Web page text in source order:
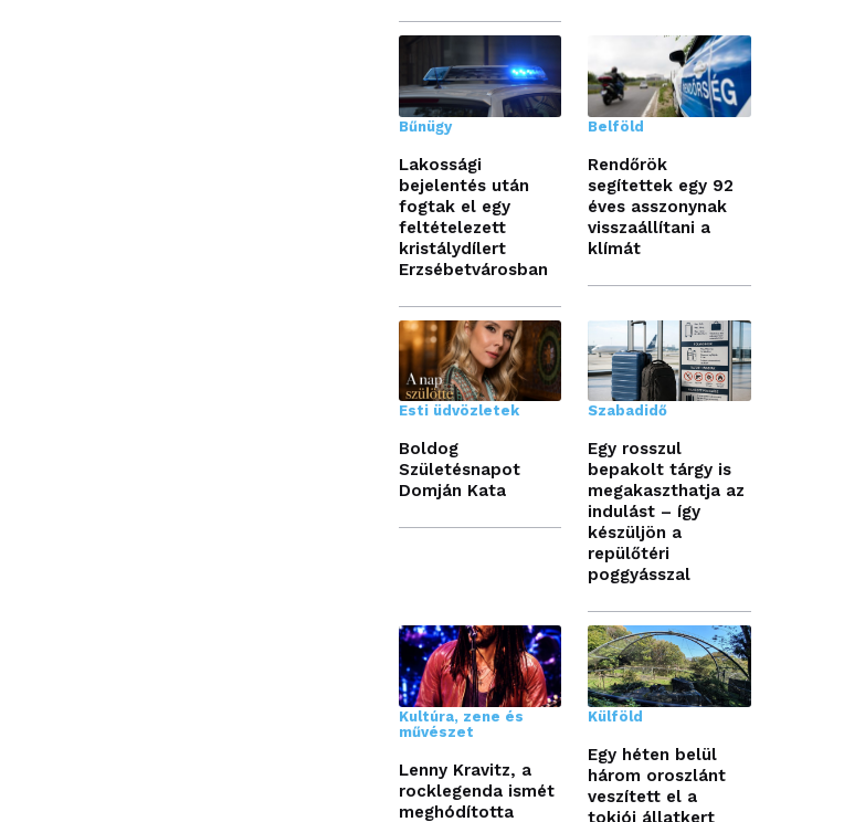
Bűnügy
Lakossági
bejelentés után
fogtak el egy
feltételezett
kristálydílert
Erzsébetvárosban
Belföld
Rendőrök
segítettek egy 92
éves asszonynak
visszaállítani a
klímát
Esti üdvözletek
Boldog
Születésnapot
Domján Kata
Szabadidő
Egy rosszul
bepakolt tárgy is
megakaszthatja az
indulást – így
készüljön a
repülőtéri
poggyásszal
Kultúra, zene és
művészet
Lenny Kravitz, a
rocklegenda ismét
meghódította
Külföld
Egy héten belül
három oroszlánt
veszített el a
tokiói állatkert